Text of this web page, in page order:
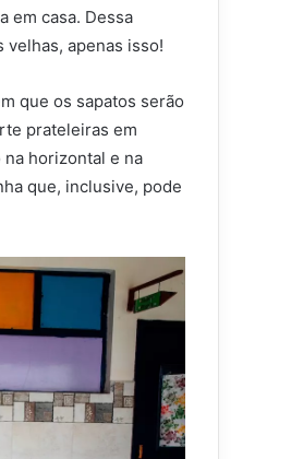
em casa. Dessa
apenas isso!
que os sapatos serão
prateleiras em
horizontal e na
que, inclusive, pode